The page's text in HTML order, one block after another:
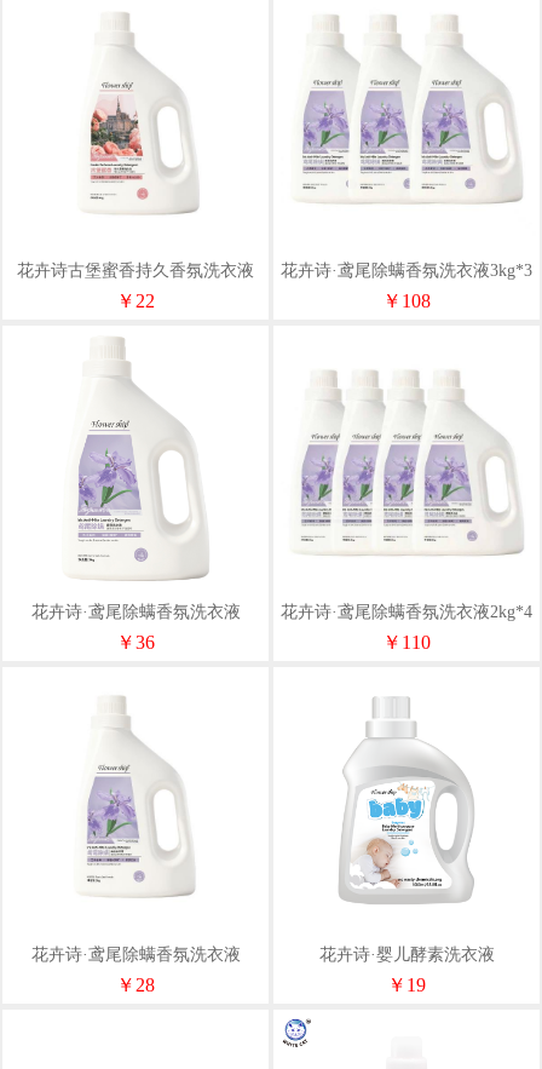
花卉诗古堡蜜香持久香氛洗衣液
2020G
￥22
花卉诗·鸢尾除螨香氛洗衣液3kg*3
瓶（包销）
￥108
花卉诗·鸢尾除螨香氛洗衣液
3kg（包销）
￥36
花卉诗·鸢尾除螨香氛洗衣液2kg*4
瓶（包销）
￥110
花卉诗·鸢尾除螨香氛洗衣液
2kg（包销）
￥28
花卉诗·婴儿酵素洗衣液
1.08kg（包销）
￥19